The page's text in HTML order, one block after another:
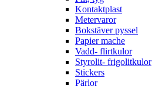
Kontaktplast
Metervaror
Bokstäver pyssel
Papier mache
Vadd- flirtkulor
Styrolit- frigolitkulor
Stickers
Pärlor